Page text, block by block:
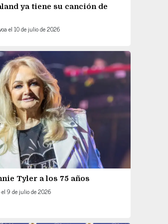
ya tiene su canción de
el10 de julio de 2026
Tyler a los 75 años
el9 de julio de 2026